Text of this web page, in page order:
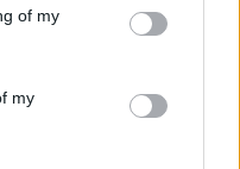
of my
my
Logga in